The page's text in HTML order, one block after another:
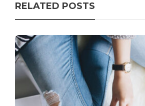
RELATED POSTS